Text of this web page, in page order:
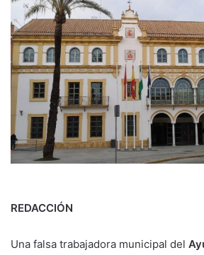
REDACCIÓN
Una falsa trabajadora municipal del